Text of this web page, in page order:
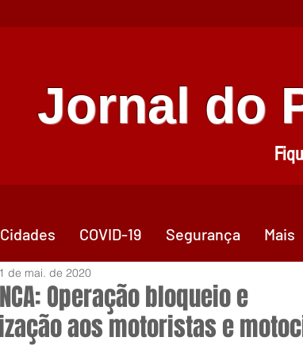
Jornal do
Operação bloqueio e
aos motoristas e
1 de mai. de 2020
Cidades COVID-19 Segurança Mais